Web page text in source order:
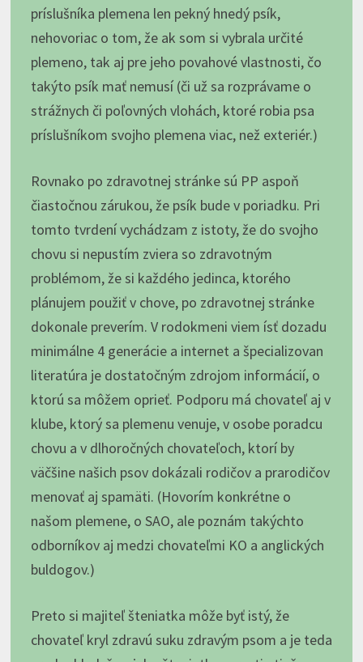
príslušníka plemena len pekný hnedý psík,
nehovoriac o tom, že ak som si vybrala určité
plemeno, tak aj pre jeho povahové vlastnosti, čo
takýto psík mať nemusí (či už sa rozprávame o
strážnych či poľovných vlohách, ktoré robia psa
príslušníkom svojho plemena viac, než exteriér.)
Rovnako po zdravotnej stránke sú PP aspoň
čiastočnou zárukou, že psík bude v poriadku. Pri
tomto tvrdení vychádzam z istoty, že do svojho
chovu si nepustím zviera so zdravotným
problémom, že si každého jedinca, ktorého
plánujem použiť v chove, po zdravotnej stránke
dokonale preverím. V rodokmeni viem ísť dozadu
minimálne 4 generácie a internet a špecializovan
literatúra je dostatočným zdrojom informácií, o
ktorú sa môžem oprieť. Podporu má chovateľ aj v
klube, ktorý sa plemenu venuje, v osobe poradcu
chovu a v dlhoročných chovateľoch, ktorí by
väčšine našich psov dokázali rodičov a prarodičov
menovať aj spamäti. (Hovorím konkrétne o
našom plemene, o SAO, ale poznám takýchto
odborníkov aj medzi chovateľmi KO a anglických
buldogov.)
Preto si majiteľ šteniatka môže byť istý, že
chovateľ kryl zdravú suku zdravým psom a je teda